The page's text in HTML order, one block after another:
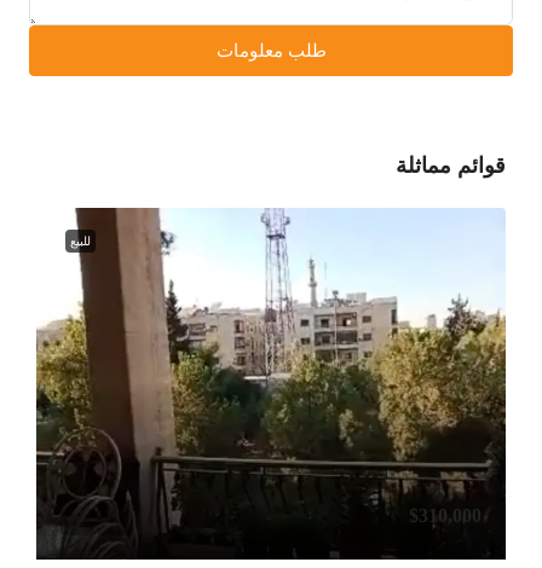
طلب معلومات
قوائم مماثلة
للبيع
$310,000